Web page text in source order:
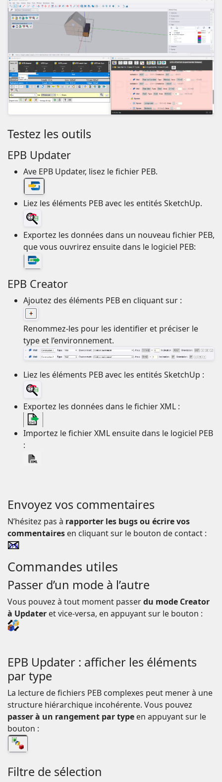
Testez les outils
EPB Updater
Ave EPB Updater, lisez le fichier PEB.
Liez les éléments PEB avec les entités SketchUp.
Exportez les données dans un nouveau fichier PEB,
que vous ouvrirez ensuite dans le logiciel PEB:
EPB Creator
Ajoutez des éléments PEB en cliquant sur :
Renommez-les pour les identifier et préciser le
type et l’environnement.
Liez les éléments PEB avec les entités SketchUp :
Exportez les données dans le fichier XML :
Importez le fichier XML ensuite dans le logiciel PEB
:
Envoyez vos commentaires
N’hésitez pas à rapporter les bugs ou écrire vos
commentaires en cliquant sur le bouton de contact :
Commandes utiles
Passer d’un mode à l’autre
Vous pouvez à tout moment passerdu mode Creator
à Updater et vice-versa, en appuyant sur le bouton :
EPB Updater : afficher les éléments
par type
La lecture de fichiers PEB complexes peut mener à une
structure hiérarchique incohérente. Vous pouvez
passer à un rangement par type en appuyant sur le
bouton :
Filtre de sélection